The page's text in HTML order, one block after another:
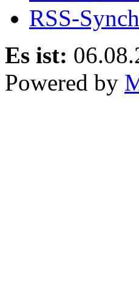
RSS-
Es ist:
Powered by